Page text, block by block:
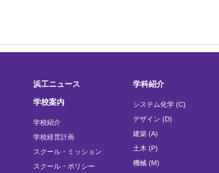
浜工ニュース
学校案内
学校紹介
学校経営計画
スクール・ミッション
スクール・ポリシー
学科紹介
システム化学 (C)
デザイン (D)
建築 (A)
土木 (P)
機械 (M)